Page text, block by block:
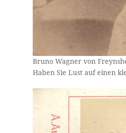
Bruno Wagner von
Haben Sie Lust auf einen